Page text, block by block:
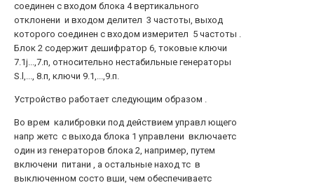
соединен с входом блока 4 вертикального
отклонени и входом делител 3 частоты, выход
которого соединен с входом измерител 5 частоты .
Блок 2 содержит дешифратор 6, токовые ключи
7.1j...,7.n, относительно нестабильные генераторы
S.l,..., 8.п, ключи 9.1,...,9.п.
Устройство работает следующим образом .
Во врем калибровки под действием управл ющего
напр жетс с выхода блока 1 управлени включаетс
один из генераторов блока 2, например, путем
включени питани , а остальные наход тс в
выключенном состо вши, чем обеспечиваетс